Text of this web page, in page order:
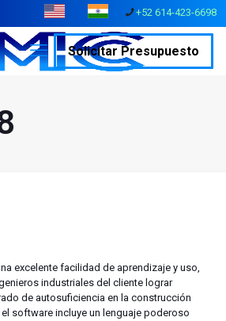
+52 614-423-6698
Solicitar Presupuesto
excelente facilidad de aprendizaje y uso,
industriales del cliente lograr
de autosuficiencia en la construcción
software incluye un lenguaje poderoso